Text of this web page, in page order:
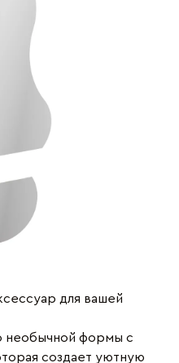
для вашей
необычной формы с
создает уютную